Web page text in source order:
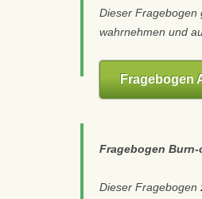
Dieser Fragebogen
wahrnehmen und
Fragebogen
Fragebogen
Dieser Fragebogen